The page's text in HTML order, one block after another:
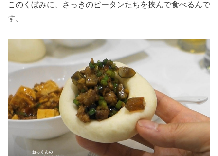
このくぼみに、さっきのピータンたちを挟んで食べるんで
す。